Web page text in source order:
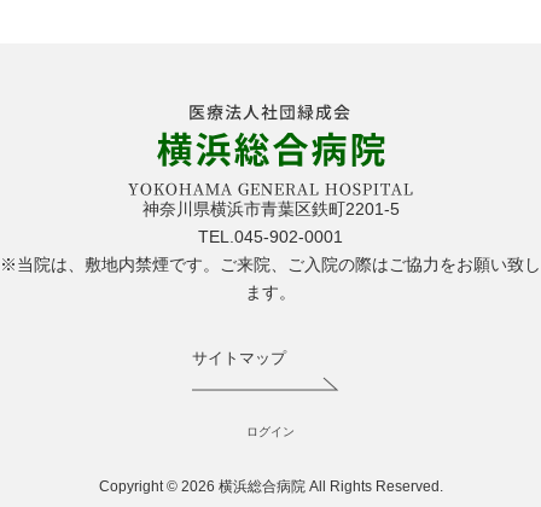
神奈川県横浜市青葉区鉄町2201-5
TEL.045-902-0001
※当院は、敷地内禁煙です。ご来院、ご入院の際はご協力をお願い致し
ます。
サイトマップ
ログイン
Copyright © 2026 横浜総合病院 All Rights Reserved.